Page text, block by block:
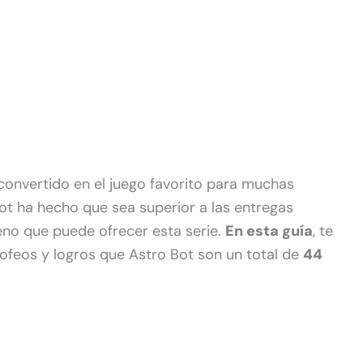
en el juego favorito para muchas
ha hecho que sea superior a las entregas
que puede ofrecer esta serie. En esta guía, te
y logros que Astro Bot son un total de 44